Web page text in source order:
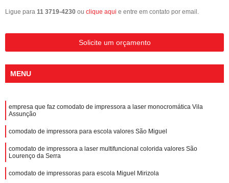
Ligue para 11 3719-4230 ou clique aqui e entre em contato por email.
Solicite um orçamento
MENU
empresa que faz comodato de impressora a laser monocromática Vila
Assunção
comodato de impressora para escola valores São Miguel
comodato de impressora a laser multifuncional colorida valores São
Lourenço da Serra
comodato de impressoras para escola Miguel Mirizola